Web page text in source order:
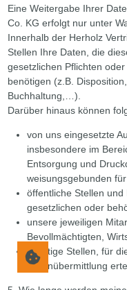
Eine Weitergabe Ihrer
Co. KG erfolgt nur unter
Innerhalb der Herholz
Stellen Ihre Daten, die
gesetzlichen Pflichten
benötigen (z.B.
Buchhaltung,…).
Darüber hinaus können
von uns eingesetzte
insbesondere im
Entsorgung und
weisungsgebunden
öffentliche Stellen
gesetzlichen oder
unsere jeweiligen
Bevollmächtigten,
sonstige Stellen, für
Datenübermittlung